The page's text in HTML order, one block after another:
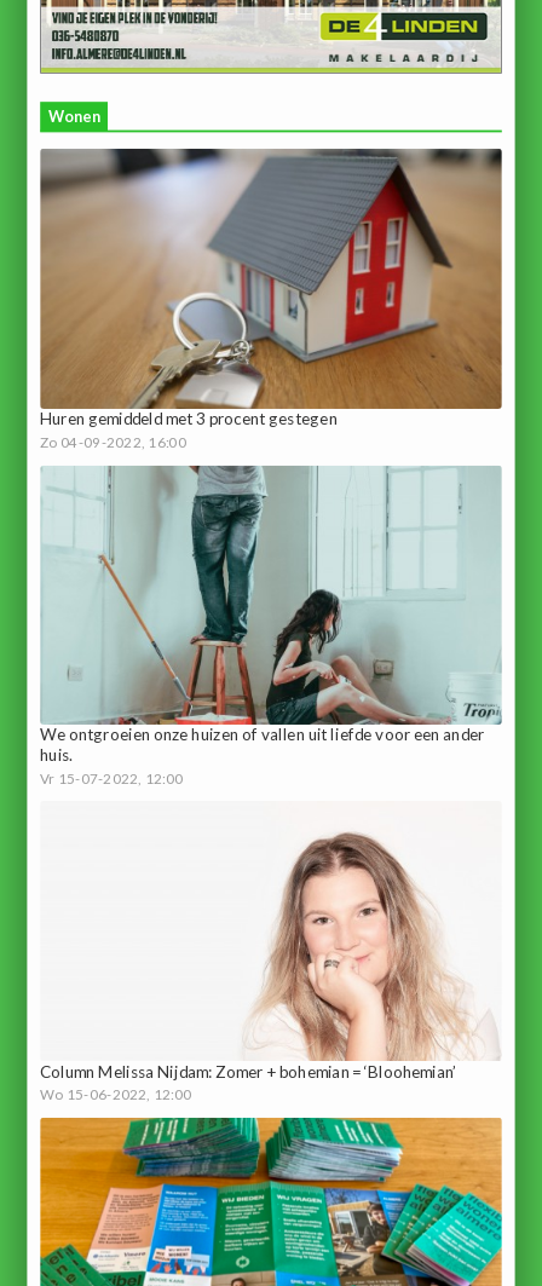
Wonen
Huren gemiddeld met 3 procent gestegen
Zo 04-09-2022, 16:00
We ontgroeien onze huizen of vallen uit liefde voor een ander
huis.
Vr 15-07-2022, 12:00
Column Melissa Nijdam: Zomer + bohemian = ‘Bloohemian’
Wo 15-06-2022, 12:00